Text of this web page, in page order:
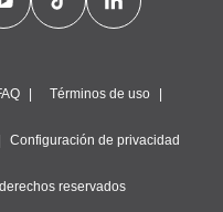
Términos de uso
Configuración de privacidad
reservados